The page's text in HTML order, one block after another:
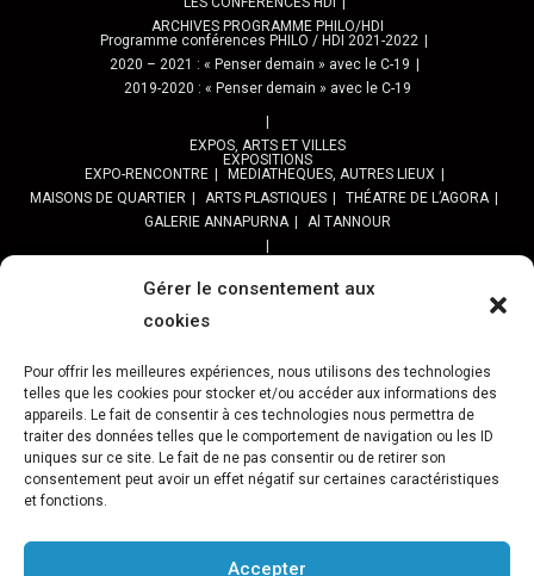
Gérer le consentement aux
cookies
Pour offrir les meilleures expériences, nous utilisons des technologies
telles que les cookies pour stocker et/ou accéder aux informations des
appareils. Le fait de consentir à ces technologies nous permettra de
traiter des données telles que le comportement de navigation ou les ID
uniques sur ce site. Le fait de ne pas consentir ou de retirer son
consentement peut avoir un effet négatif sur certaines caractéristiques
et fonctions.
Accepter
ARCHIVES PROGRAMME PHILO/HDI
Programme conférences PHILO / HDI 2021-2022
2020 – 2021 : « Penser demain » avec le C-19
2019-2020 : « Penser demain » avec le C-19
EXPOS, ARTS ET VILLES
EXPOSITIONS
EXPO-RENCONTRE
MEDIATHEQUES, AUTRES LIEUX
MAISONS DE QUARTIER
ARTS PLASTIQUES
THÉATRE DE L’AGORA
GALERIE ANNAPURNA
Al TANNOUR
PPROGRAMME DES BALADES URBAINES 2025
Programme SORTIES URBAN SKETCHER 2024-2025 :
Archives URBAN SKETCHERS ESSONNE
ATELIERS CULTURELS STREET ART JEU URBAIN « JeSuisMaVille »
L’ASSOCIATION
Gâteau d’Evry-C.
Retour sur 15 ans d’actions Préfigurations
FESTIVAL VILLES &TOILES-programme 2024